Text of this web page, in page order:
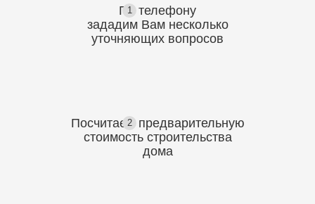
1
По телефону
зададим Вам несколько
уточняющих вопросов
2
Посчитаем предварительную
стоимость строительства
дома